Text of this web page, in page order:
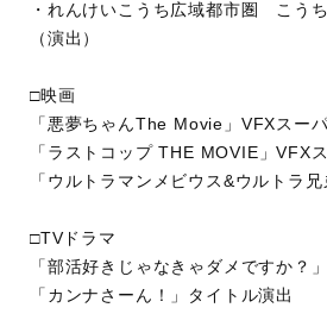
・れんけいこうち広域都市圏 こう
（演出）
□映画
「悪夢ちゃんThe Movie」VFXスー
「ラストコップ THE MOVIE」VFX
「ウルトラマンメビウス&ウルトラ
□TVドラマ
「部活好きじゃなきゃダメですか？
「カンナさーん！」タイトル演出